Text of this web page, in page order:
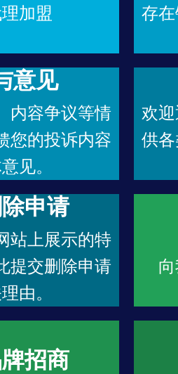
加盟
存
意见
内容争议等情
您的投诉内容
见。
欢
供
申请
站上展示的特
提交删除申请
由。
招商